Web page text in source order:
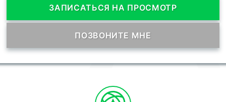
ЗАПИСАТЬСЯ НА ПРОСМОТР
ПОЗВОНИТЕ МНЕ